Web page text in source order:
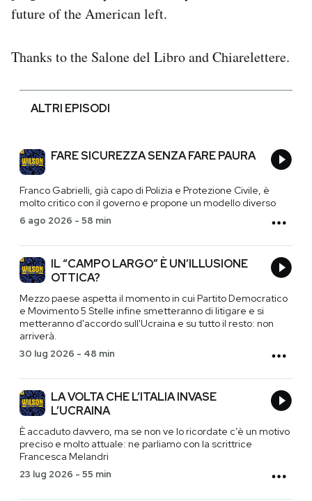
future of the American left.
Thanks to the Salone del Libro and Chiarelettere.
ALTRI EPISODI
FARE SICUREZZA SENZA FARE PAURA
Franco Gabrielli, già capo di Polizia e Protezione Civile, è
molto critico con il governo e propone un modello diverso
6 ago 2026 - 58 min
IL “CAMPO LARGO” È UN’ILLUSIONE
OTTICA?
Mezzo paese aspetta il momento in cui Partito Democratico
e Movimento 5 Stelle infine smetteranno di litigare e si
metteranno d'accordo sull'Ucraina e su tutto il resto: non
arriverà.
30 lug 2026 - 48 min
LA VOLTA CHE L’ITALIA INVASE
L’UCRAINA
È accaduto davvero, ma se non ve lo ricordate c’è un motivo
preciso e molto attuale: ne parliamo con la scrittrice
Francesca Melandri
23 lug 2026 - 55 min